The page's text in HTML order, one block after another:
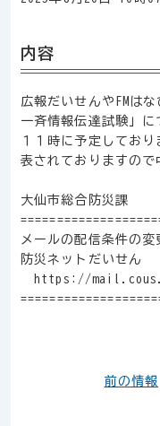
内容
広報だいせんやFMは
一斉情報伝達試験」
１１時に予定してお
表されておりますので
大仙市総合防災課
メールの配信条件の
防災ネットだいせん
https://
前の情報